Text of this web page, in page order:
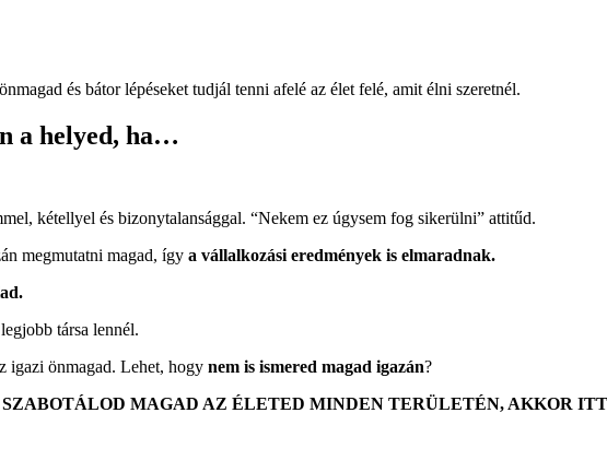
és bátor lépéseket tudjál tenni afelé az élet felé, amit élni szeretnél.
a helyed, ha…
kétellyel és bizonytalansággal. “Nekem ez úgysem fog sikerülni” attitűd.
megmutatni magad, így a vállalkozási eredmények is elmaradnak.
társa lennél.
igazi önmagad. Lehet, hogy nem is ismered magad igazán?
MAGAD AZ ÉLETED MINDEN TERÜLETÉN, AKKOR